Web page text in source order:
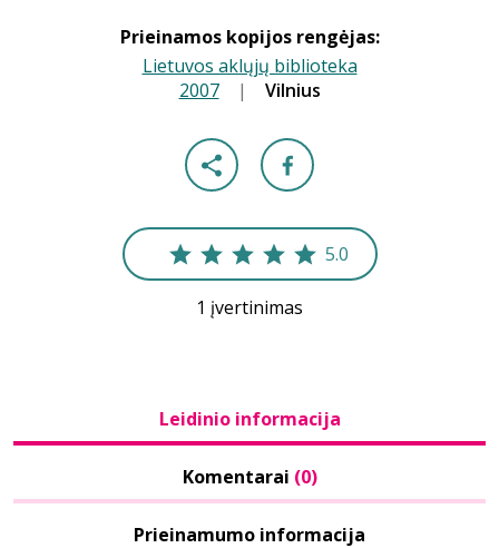
Prieinamos kopijos rengėjas:
Lietuvos aklųjų biblioteka
2007 | Vilnius
5.0
1 įvertinimas
Leidinio informacija
Komentarai (0)
Prieinamumo informacija